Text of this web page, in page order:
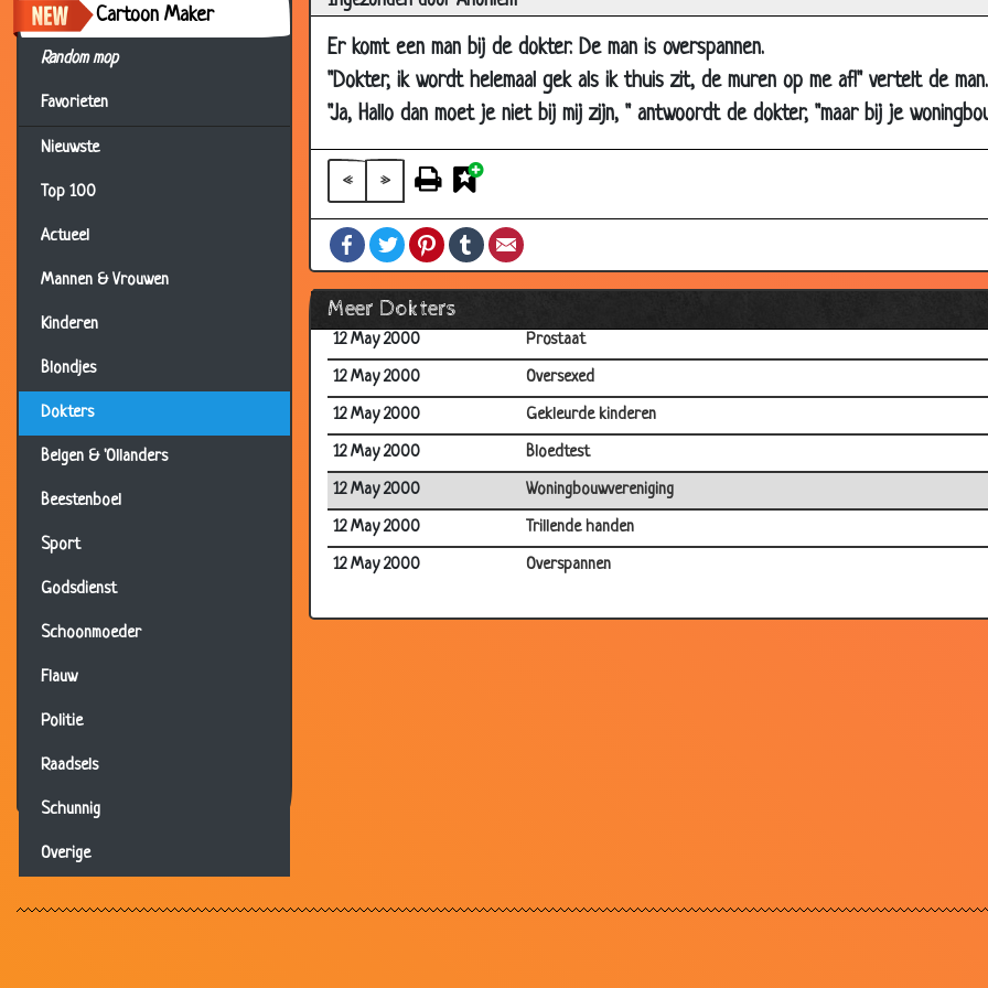
Cartoon Maker
Random mop
Favorieten
Nieuwste
Top 100
Actueel
Mannen & Vrouwen
Kinderen
Blondjes
Dokters
Belgen & 'Ollanders
Beestenboel
Sport
Godsdienst
Schoonmoeder
Flauw
Politie
Raadsels
Schunnig
Overige
Er komt een man bij de dokter. De man is overspannen.
"Dokter, ik wordt helemaal gek als ik thuis zit, de muren op me af!" vertelt de man.
"Ja, Hallo dan moet je niet bij mij zijn, " antwoordt de dokter, "maar bij je
« »
FacebookTwitterPinterestTumblr
Meer Dokters
12 May 2000
Eekhoorn op het klokkenspel
12 May 2000
Scheermesje
12 May 2000
B.T.W.
12 May 2000
Viagraprobleem
12 May 2000
12 May 2000
12 May 2000
12 May 2000
12 May 2000
Prostaat
12 May 2000
Oversexed
12 May 2000
Gekleurde kinderen
12 May 2000
Bloedtest
12 May 2000
Woningbouwvereniging
12 May 2000
Trillende handen
12 May 2000
Overspannen